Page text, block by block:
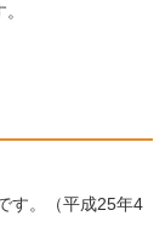
す。（平成25年4